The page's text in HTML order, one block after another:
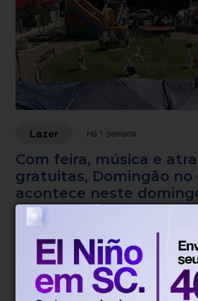
Lazer Há 1 semana
Com feira, música e
gratuitas, Domingão no
acontece neste
Ruas do Centro serão interditadas
evento.
Blumenau, SC